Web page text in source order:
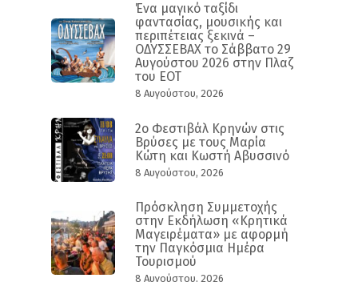
Ένα μαγικό ταξίδι
φαντασίας, μουσικής και
περιπέτειας ξεκινά –
ΟΔΥΣΣΕΒΑΧ το Σάββατο 29
Αυγούστου 2026 στην Πλαζ
του ΕΟΤ
8 Αυγούστου, 2026
2ο Φεστιβάλ Κρηνών στις
Βρύσες με τους Μαρία
Κώτη και Κωστή Αβυσσινό
8 Αυγούστου, 2026
Πρόσκληση Συμμετοχής
στην Εκδήλωση «Κρητικά
Μαγειρέματα» με αφορμή
την Παγκόσμια Ημέρα
Τουρισμού
8 Αυγούστου, 2026